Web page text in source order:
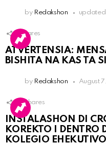
by Redakshon updated
Shares
ATVERTENSIA:
BISHITA NA KAS TA
by Redakshon August
16 Shares
INSTALASHON DI
KOREKTO I DENTRO
KOLEGIO EHEKUTIVO